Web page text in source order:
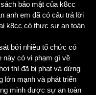
bảo mật của k8cc
anh em đã có câu trả lời
k8cc có thực sự an toàn
bởi nhiều tổ chức có
này có vi phạm gì về
thì đã bị phạt và dừng
lớn mạnh và phát triển
minh được sự an toàn